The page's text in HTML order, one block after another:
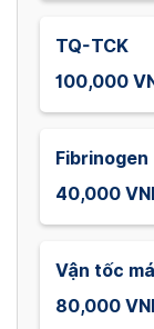
TQ-TCK
100,000
Fibrinogen
40,000
Vận tốc
80,000